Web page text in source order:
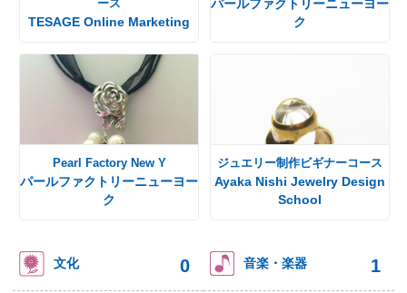
ース
TESAGE Online Marketing
パールファクトリーニューヨー
ク
Pearl Factory New Y
パールファクトリーニューヨー
ク
ジュエリー制作ビギナーコース
Ayaka Nishi Jewelry Design
School
文化 0 音楽・楽器 1